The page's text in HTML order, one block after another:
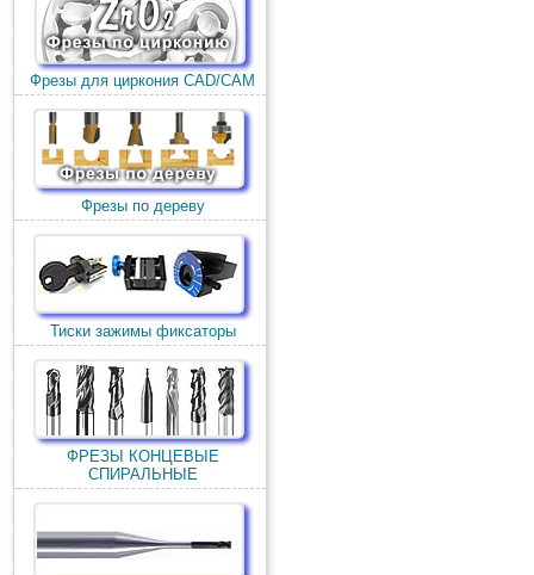
Фрезы для циркония CAD/CAM
Фрезы по дереву
Тиски зажимы фиксаторы
ФРЕЗЫ КОНЦЕВЫЕ
СПИРАЛЬНЫЕ